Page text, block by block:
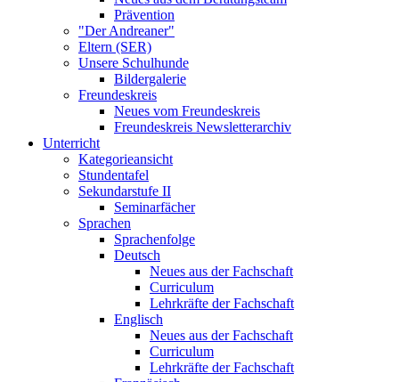
Prävention
"Der Andreaner"
Eltern (SER)
Unsere Schulhunde
Bildergalerie
Freundeskreis
Neues vom Freundeskreis
Freundeskreis Newsletterarchiv
Unterricht
Kategorieansicht
Stundentafel
Sekundarstufe II
Seminarfächer
Sprachen
Sprachenfolge
Deutsch
Neues aus der Fachschaft
Curriculum
Lehrkräfte der Fachschaft
Englisch
Neues aus der Fachschaft
Curriculum
Lehrkräfte der Fachschaft